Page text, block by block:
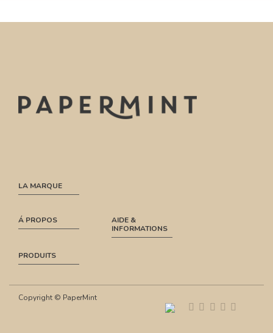
LA MARQUE
Á PROPOS
AIDE &
INFORMATIONS
PRODUITS
Copyright © PaperMint